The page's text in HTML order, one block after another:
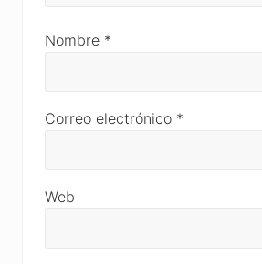
Nombre *
Correo electrónico *
Web